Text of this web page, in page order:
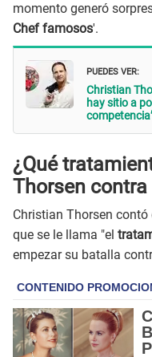
momento generó
Chef famosos'.
PUEDES VER:
Christian
hay sitio a
¿Qué
Thorsen contra
Christian Thorsen
que se le llama "el
empezar su batalla